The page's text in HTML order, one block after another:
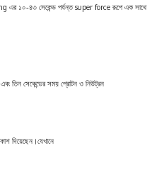
এর ১০-৪৩ সেকেন্ড পর্যন্তsuper forceরূপে এক সাথে
এবং তিন সেকেন্ডের সময় প্রোটন ও নিউট্রন
দিয়েছেন ।যেখানে